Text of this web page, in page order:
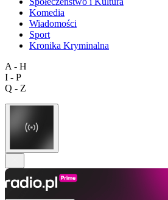
Komedia
Wiadomości
Sport
Kronika Kryminalna
A - H
I - P
Q - Z